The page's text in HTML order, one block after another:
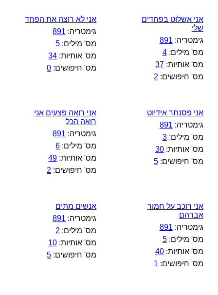
אני אשלוט בפחדים
שלי
גימטריה: 891
מס' מילים:4
מס' אותיות:37
מס' חיפושים: 2
אני לא רוצה את הפחד
גימטריה: 891
מס' מילים: 5
מס' אותיות: 34
מס' חיפושים: 0
אני פסנתר אידיוט
גימטריה: 891
מס' מילים:3
מס' אותיות:30
מס' חיפושים:5
אני רואה פצעים אני
רואה הכל
גימטריה: 891
מס' מילים: 6
מס' אותיות: 49
מס' חיפושים: 2
אני רוכב על חמור
אברהם
גימטריה: 891
מס' מילים:5
מס' אותיות:40
מס' חיפושים: 1
אנשים מתים
גימטריה: 891
מס' מילים: 2
מס' אותיות: 10
מס' חיפושים: 5